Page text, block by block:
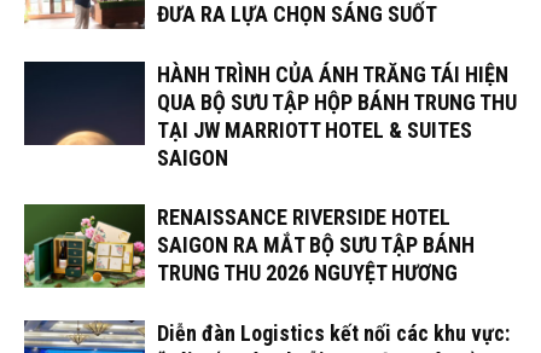
ĐƯA RA LỰA CHỌN SÁNG SUỐT
HÀNH TRÌNH CỦA ÁNH TRĂNG TÁI HIỆN
QUA BỘ SƯU TẬP HỘP BÁNH TRUNG THU
TẠI JW MARRIOTT HOTEL & SUITES
SAIGON
RENAISSANCE RIVERSIDE HOTEL
SAIGON RA MẮT BỘ SƯU TẬP BÁNH
TRUNG THU 2026 NGUYỆT HƯƠNG
Diễn đàn Logistics kết nối các khu vực: